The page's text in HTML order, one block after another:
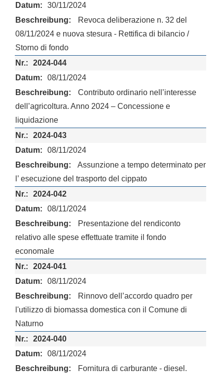
30/11/2024
Revoca deliberazione n. 32 del
08/11/2024 e nuova stesura - Rettifica di bilancio /
Storno di fondo
2024-044
08/11/2024
Contributo ordinario nell’interesse
dell’agricoltura. Anno 2024 – Concessione e
liquidazione
2024-043
08/11/2024
Assunzione a tempo determinato per
l’ esecuzione del trasporto del cippato
2024-042
08/11/2024
Presentazione del rendiconto
relativo alle spese effettuate tramite il fondo
economale
2024-041
08/11/2024
Rinnovo dell’accordo quadro per
l'utilizzo di biomassa domestica con il Comune di
Naturno
2024-040
08/11/2024
Fornitura di carburante - diesel.